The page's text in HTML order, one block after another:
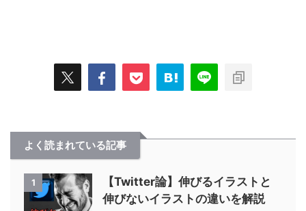
よく読まれている記事
1
【Twitter論】伸びるイラストと
伸びないイラストの違いを解説